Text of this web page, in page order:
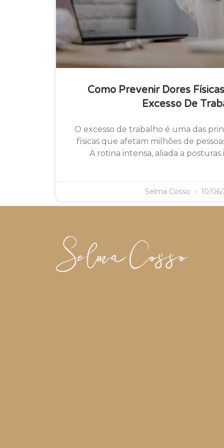
Como Prevenir Dores
Excesso De
O excesso de trabalho é uma das
físicas que afetam milhões de
A rotina intensa, aliada a
Selma Cosso 10/